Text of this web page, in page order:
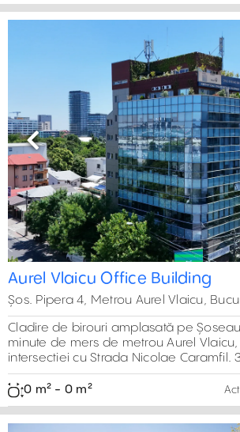
Previous
Aurel Vlaicu Office Building
Șos. Pipera 4, Metrou Aurel Vlaicu,
Cladire de birouri amplasată pe
minute de mers de metrou Aurel
intersectiei cu Strada Nicolae Caramfil.
0 m² - 0 m²